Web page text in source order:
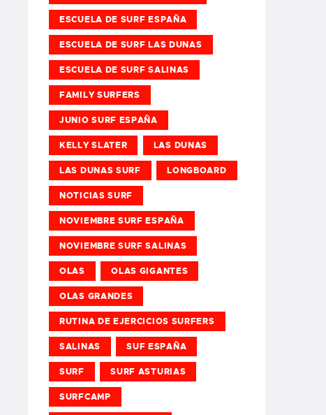
ESCUELA DE SURF ESPAÑA
ESCUELA DE SURF LAS DUNAS
ESCUELA DE SURF SALINAS
FAMILY SURFERS
JUNIO SURF ESPAÑA
KELLY SLATER LAS DUNAS
LAS DUNAS SURF LONGBOARD
NOTICIAS SURF
NOVIEMBRE SURF ESPAÑA
NOVIEMBRE SURF SALINAS
OLAS OLAS GIGANTES
OLAS GRANDES
RUTINA DE EJERCICIOS SURFERS
SALINAS SUF ESPAÑA
SURF SURF ASTURIAS
SURFCAMP